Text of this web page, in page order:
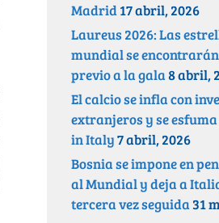
Madrid17 abril, 2026
Laureus 2026: Las
mundial se
previo a la gala8 abril,
El calcio se infla con
extranjeros y se
in Italy7 abril, 2026
Bosnia se impone en
al Mundial y deja a
tercera vez seguida31